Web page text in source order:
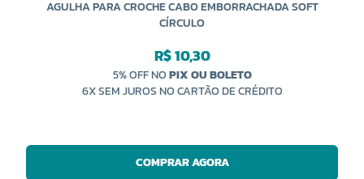
AGULHA PARA CROCHE CABO EMBORRACHADA SOFT
CÍRCULO
R$ 10,30
5% OFF NOPIX OU BOLETO
6X SEM JUROS NO CARTÃO DE CRÉDITO
COMPRAR AGORA